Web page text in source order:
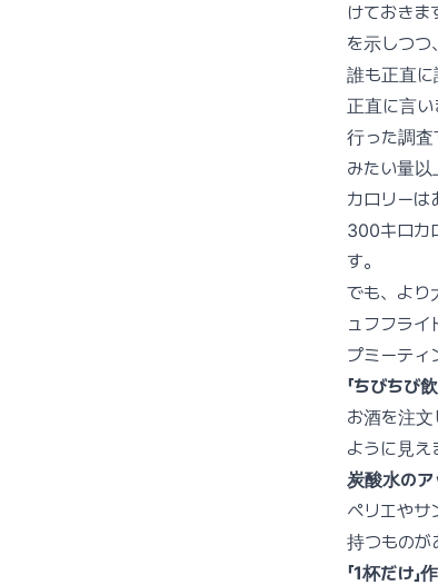
けておきま
を示しつつ
誰も正直に
正直に言
行った調査
みたい量以
カロリーは
300キロカ
す。
でも、より
ュフフラ
プミーティ
「ちびちび
お酒を注文
ように見え
炭酸水のア
ペリエやサ
持つものが
「1杯だけ」